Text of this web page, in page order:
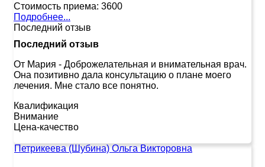
Стоимость приема: 3600
Подробнее...
Последний отзыв
Последний отзыв
От Мария - Доброжелательная и внимательная врач.
Она позитивно дала консультацию о плане моего
лечения. Мне стало все понятно.
Квалификация
Внимание
Цена-качество
Петрикеева (Шубина) Ольга Викторовна